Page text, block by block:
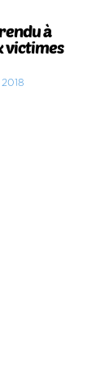
à
victimes